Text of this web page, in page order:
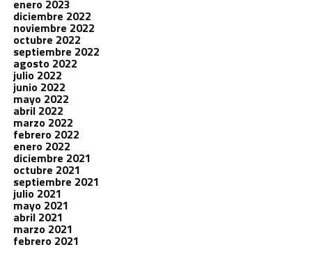
enero 2023
diciembre 2022
noviembre 2022
octubre 2022
septiembre 2022
agosto 2022
julio 2022
junio 2022
mayo 2022
abril 2022
marzo 2022
febrero 2022
enero 2022
diciembre 2021
octubre 2021
septiembre 2021
julio 2021
mayo 2021
abril 2021
marzo 2021
febrero 2021